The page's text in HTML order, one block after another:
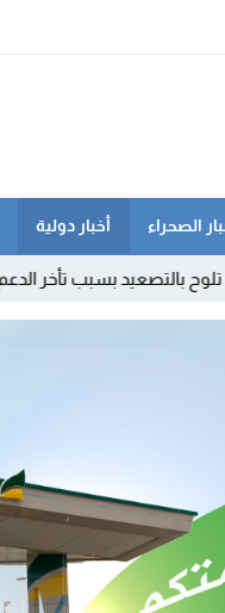
الصحراء أخبار دولية
تأخر الدعم الحكومي